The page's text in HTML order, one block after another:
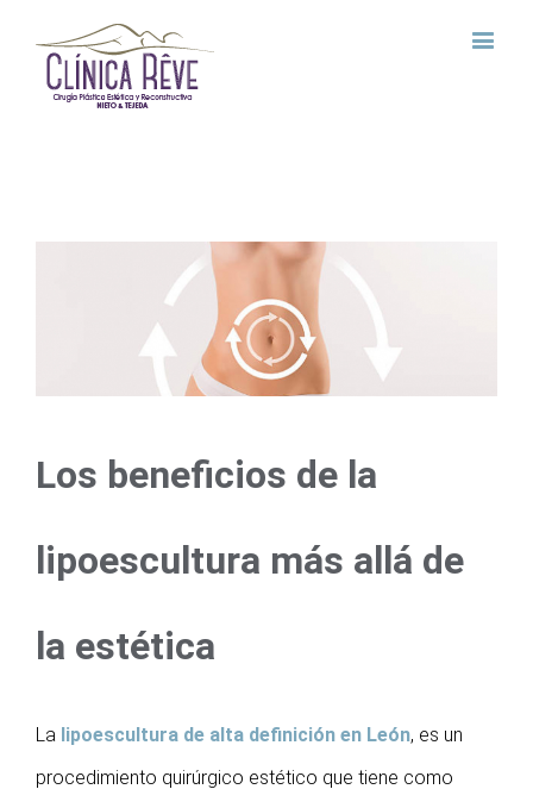
Los beneficios de la
lipoescultura más allá de
la estética
La lipoescultura de alta definición en León, es un
procedimiento quirúrgico estético que tiene como